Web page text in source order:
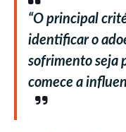
“O principal
identificar o
sofrimento seja
comece a